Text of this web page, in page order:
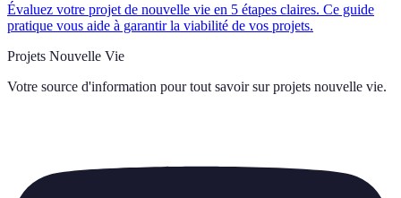
Évaluez votre projet de nouvelle vie en 5 étapes claires. Ce guide
pratique vous aide à garantir la viabilité de vos projets.
Projets Nouvelle Vie
Votre source d'information pour tout savoir sur projets nouvelle vie.